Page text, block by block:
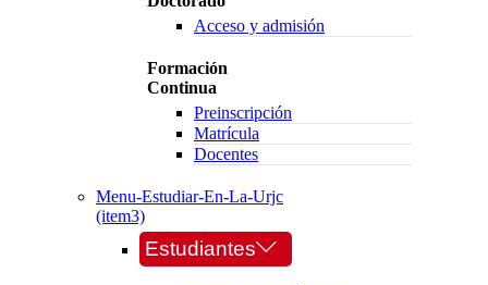
Acceso y admisión
Formación
Continua
Preinscripción
Matrícula
Docentes
Menu-Estudiar-En-La-Urjc
(item3)
Estudiantes